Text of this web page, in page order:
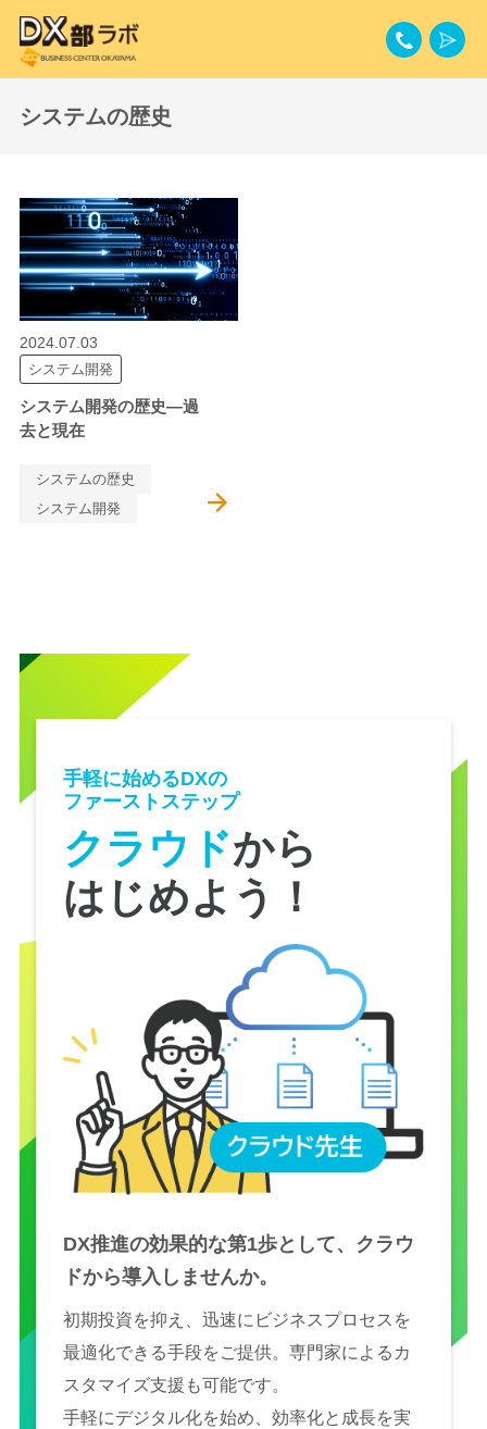
システムの歴史
2024.07.03
システム開発
システム開発の歴史―過
去と現在
システムの歴史
システム開発
手軽に始めるDXの
ファーストステップ
クラウドから
はじめよう！
DX推進の効果的な第1歩として、クラウ
ドから導入しませんか。
初期投資を抑え、迅速にビジネスプロセスを
最適化できる手段をご提供。専門家によるカ
スタマイズ支援も可能です。
手軽にデジタル化を始め、効率化と成長を実